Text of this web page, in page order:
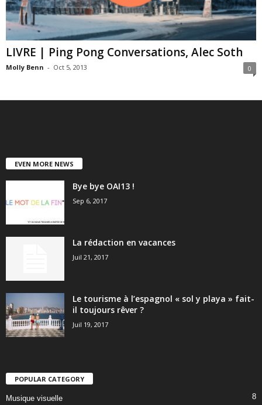
LIVRE | Ping Pong Conversations, Alec Soth
Molly Benn - Oct 5, 2013 0
EVEN MORE NEWS
Bye bye OAI13 !
Sep 6, 2017
La rédaction en vacances
Juil 21, 2017
Le tourisme à l’espagnol « sol y playa » fait-
il toujours rêver ?
Juil 19, 2017
POPULAR CATEGORY
Musique visuelle 8